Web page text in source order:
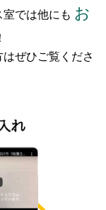
では他にも お
ぜひご覧くださ